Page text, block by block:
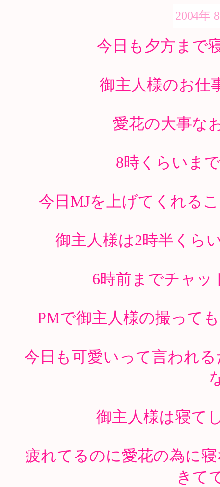
2004年
今日も夕方まで
御主人様のお仕
愛花の大事な
8時くらいま
今日MJを上げてくれる
御主人様は2時半くら
6時前までチャッ
PMで御主人様の撮って
今日も可愛いって言われ
御主人様は寝て
疲れてるのに愛花の為に
きて